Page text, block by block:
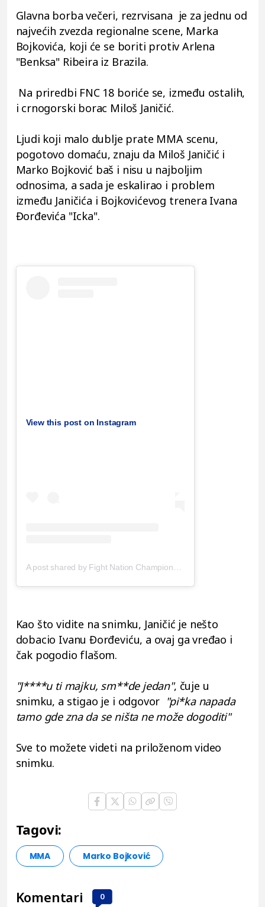
Glavna borba večeri, rezrvisana je za jednu od
najvećih zvezda regionalne scene, Marka
Bojkovića, koji će se boriti protiv Arlena
"Benksa" Ribeira iz Brazila.
Na priredbi FNC 18 boriće se, između ostalih,
i crnogorski borac Miloš Janičić.
Ljudi koji malo dublje prate MMA scenu,
pogotovo domaću, znaju da Miloš Janičić i
Marko Bojković baš i nisu u najboljim
odnosima, a sada je eskalirao i problem
između Janičića i Bojkovićevog trenera Ivana
Đorđevića "Icka".
View this post on Instagram
Kao što vidite na snimku, Janičić je nešto
dobacio Ivanu Đorđeviću, a ovaj ga vređao i
čak pogodio flašom.
"J****u ti majku, sm**de jedan", čuje u
snimku, a stigao je i odgovor "pi*ka napada
tamo gde zna da se ništa ne može dogoditi"
Sve to možete videti na priloženom video
snimku.
Tagovi:
MMA Marko Bojković
Komentari 0